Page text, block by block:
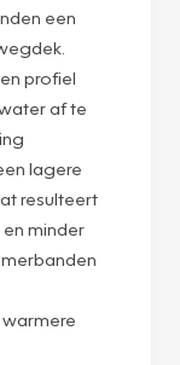
een
profiel
af te
lagere
resulteert
minder